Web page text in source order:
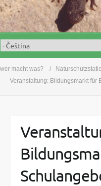
o
n
t
e
n
wer macht was?
Veranstaltung: Bildungsmarkt für